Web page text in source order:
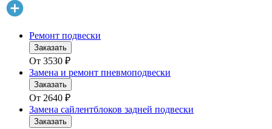
Ремонт подвески
Заказать
От 3530 ₽
Замена и ремонт пневмоподвески
Заказать
От 2640 ₽
Замена сайлентблоков задней подвески
Заказать